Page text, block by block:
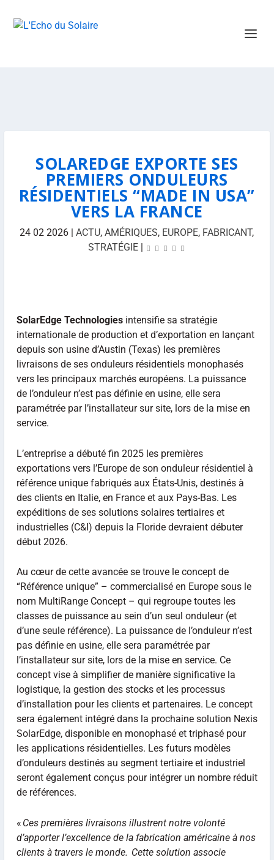
SOLAREDGE EXPORTE SES
PREMIERS ONDULEURS
RÉSIDENTIELS “MADE IN USA”
VERS LA FRANCE
24 02 2026 |ACTU,AMÉRIQUES, EUROPE, FABRICANT,
STRATÉGIE|
SolarEdge Technologiesintensifie sa stratégie
internationale de production et d’exportation en lançant
depuis son usine d’Austin (Texas) les premières
livraisons de ses onduleurs résidentiels monophasés
vers les principaux marchés européens. La puissance
de l’onduleur n’est pas définie en usine, elle sera
paramétrée par l’installateur sur site, lors de la mise en
service.
L’entreprise a débuté fin 2025 les premières
exportations vers l’Europe de son onduleur résidentiel à
référence unique fabriqués aux États-Unis, destinés à
des clients en Italie, en France et aux Pays-Bas. Les
expéditions de ses solutions solaires tertiaires et
industrielles (C&I) depuis la Floride devraient débuter
début 2026.
Au cœur de cette avancée se trouve le concept de
“Référence unique” – commercialisé en Europe sous le
nom MultiRange Concept – qui regroupe toutes les
classes de puissance au sein d’un seul onduleur (et
d’une seule référence). La puissance de l’onduleur n’est
pas définie en usine, elle sera paramétrée par
l’installateur sur site, lors de la mise en service. Ce
concept vise à simplifier de manière significative la
logistique, la gestion des stocks et les processus
d’installation pour les clients et partenaires. Le concept
sera également intégré dans la prochaine solution Nexis
SolarEdge, disponible en monophasé et triphasé pour
les applications résidentielles. Les futurs modèles
d’onduleurs destinés au segment tertiaire et industriel
seront également conçus pour intégrer un nombre réduit
de références.
« Ces premières livraisons illustrent notre volonté
d’apporter l’excellence de la fabrication américaine à nos
clients à travers le monde. Cette solution associe